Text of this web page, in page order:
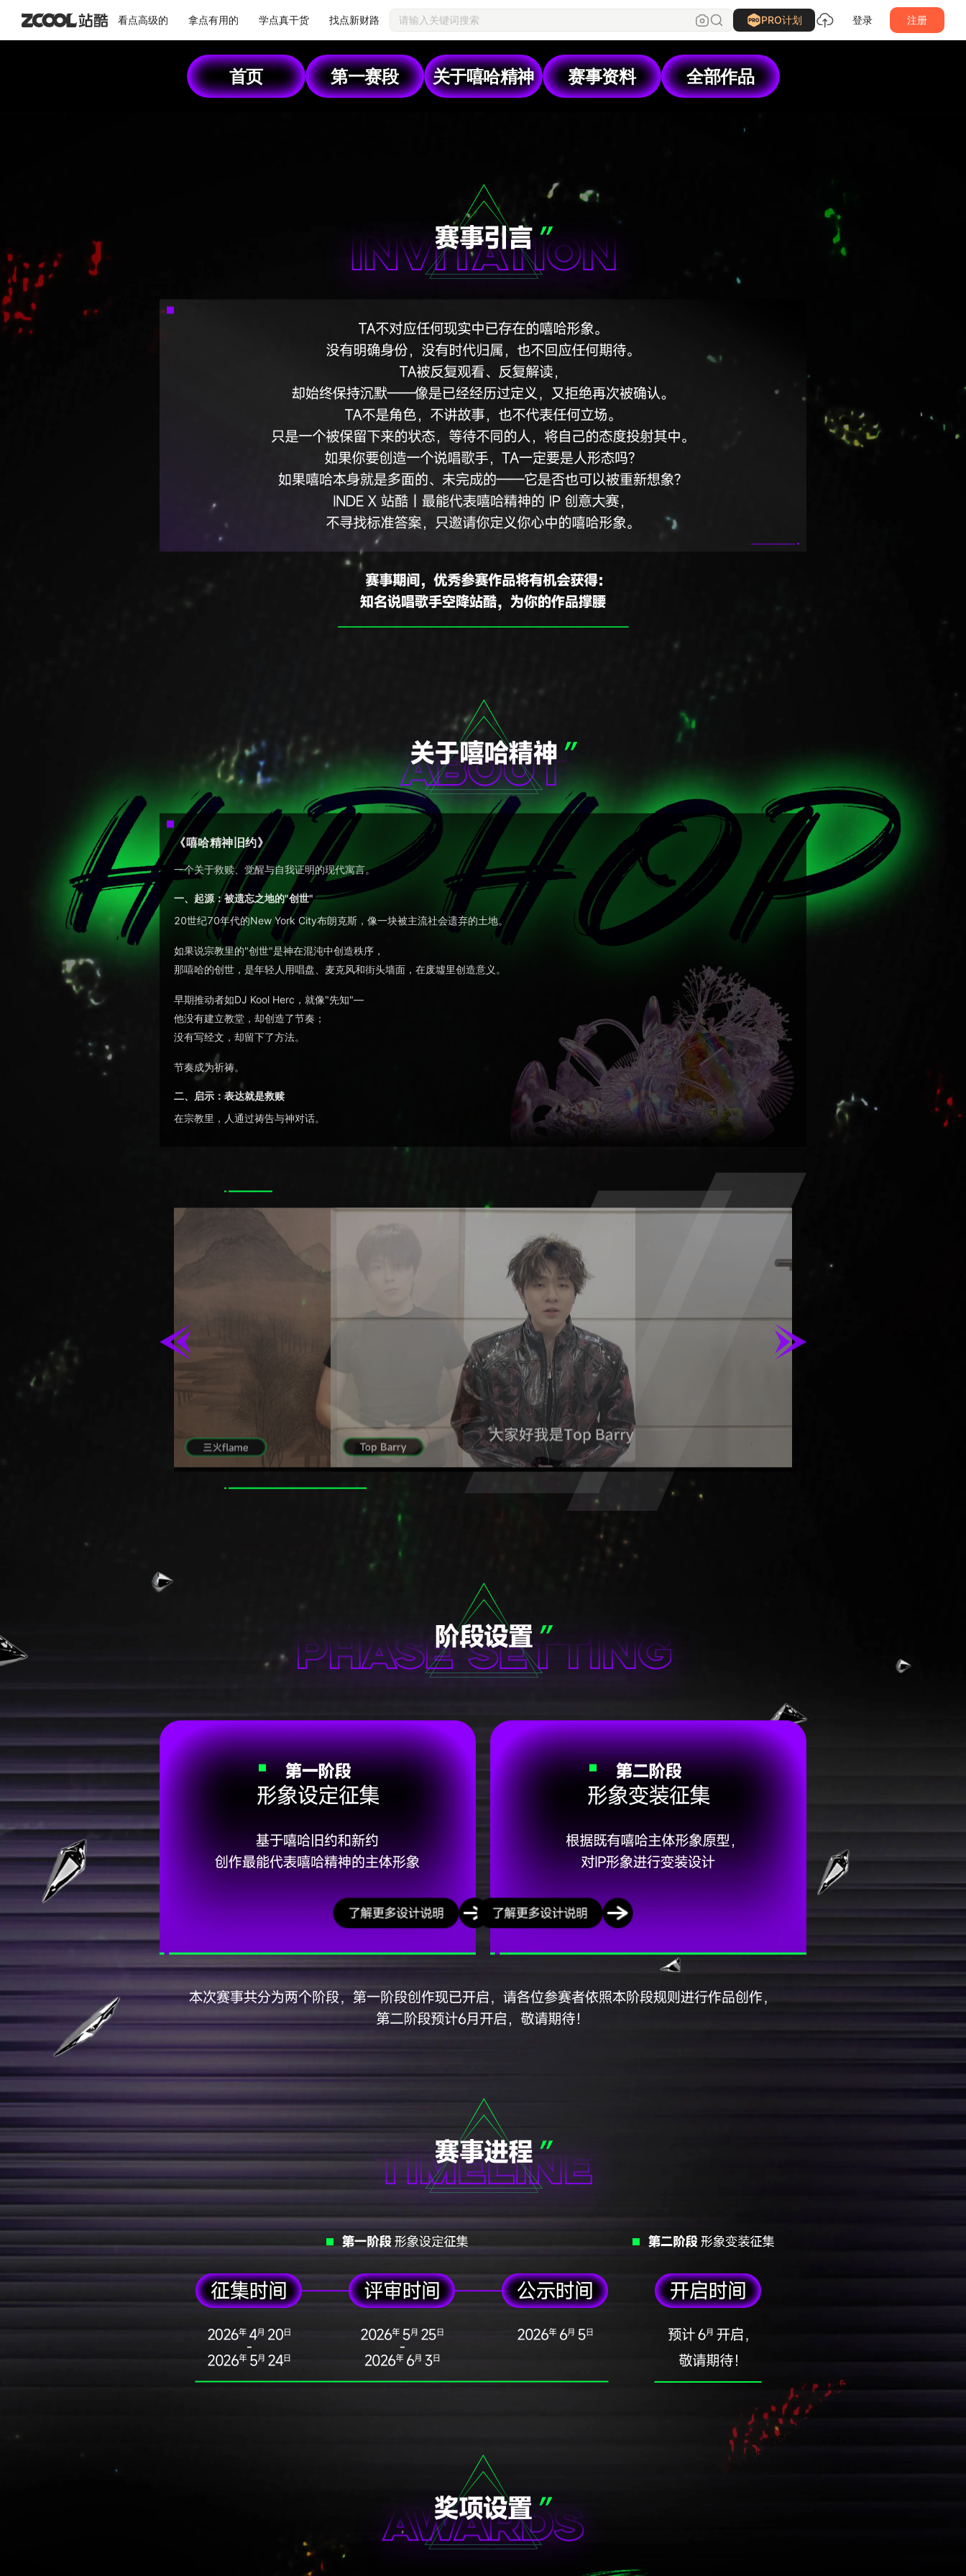
看点高级的 拿点有用的 学点真干货 找点新财路 PRO计划 登录 注册
首页 第一赛段 关于嘻哈精神 赛事资料 全部作品
《嘻哈精神旧约》
一个关于救赎、觉醒与自我证明的现代寓言。
一、起源：被遗忘之地的"创世"
20世纪70年代的New York City布朗克斯，像一块被主流社会遗弃的土地。
如果说宗教里的"创世"是神在混沌中创造秩序，
那嘻哈的创世，是年轻人用唱盘、麦克风和街头墙面，在废墟里创造意义。
早期推动者如DJ Kool Herc，就像"先知"—
他没有建立教堂，却创造了节奏；
没有写经文，却留下了方法。
节奏成为祈祷。
二、启示：表达就是救赎
在宗教里，人通过祷告与神对话。
三、反叛：质疑秩序的神学
宗教里常有"先知挑战旧秩序"的情节。
嘻哈的反叛，本质上也是对既有权力结构的质疑。
它说：我拒绝被定义；我不接受单一标准；我自己就是答案。这种反叛不是破坏，而是重建价值体系。
四、共同体：街区即教堂
宗教需要教堂、清真寺或寺庙。
嘻哈的"圣地"是街头、地下俱乐部、涂鸦墙。
Battle 像一种仪式。
节奏统一身体，韵律统一情绪。
真正的嘻哈精神不是张扬，而是：真实、克制、有立场、不随波逐流，当一个人足够强，他不再需要对抗。那是"觉醒"的阶段。
嘻哈相信真实是最高的神。
嘻哈相信表达是通往自由的道路。
《嘻哈精神新约》
嘻哈不再只是反叛权威，而是对抗虚假；
不再只强调强者姿态，而是允许真实情绪存在。
早期嘻哈像《旧约》式的呐喊—控诉不公、挑战秩序。
而00后更像"新约"的语境—强调爱、宽恕、关系与个体体验。愤怒不再是主要燃料，情绪本身成为信仰。
早期rapper像先知：他们告诉世界哪里错了。
现在的00后更像"告解者"：他们讲—
这不是退化，而是时代语境改变。当物质条件改善，精神困境反而更突出。
三、嘻哈精神的升级
"嘻哈精神"从：真实 + 反叛 + 对抗，
接纳情绪、承认脆弱、重视亲密关系。
现在的rapper更像"情绪布道者"—他们不再宣判世界，
而是在讲自己的体验。
新一代嘻哈不再只是愤怒的宣言，它更像情绪的日记本。他们不一定要推翻世界，但一定要讲清楚自己。
新的嘻哈精神更像"情绪容器型IP"可以承载：